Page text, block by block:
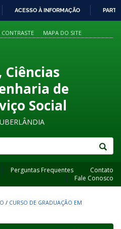
PARA
O
ACESSO À INFORMAÇÃO
MAPA DO SITE
de
Social
Perguntas Frequentes
Contato
Fale Conosco
/ CURSO DE GRADUAÇÃO EM